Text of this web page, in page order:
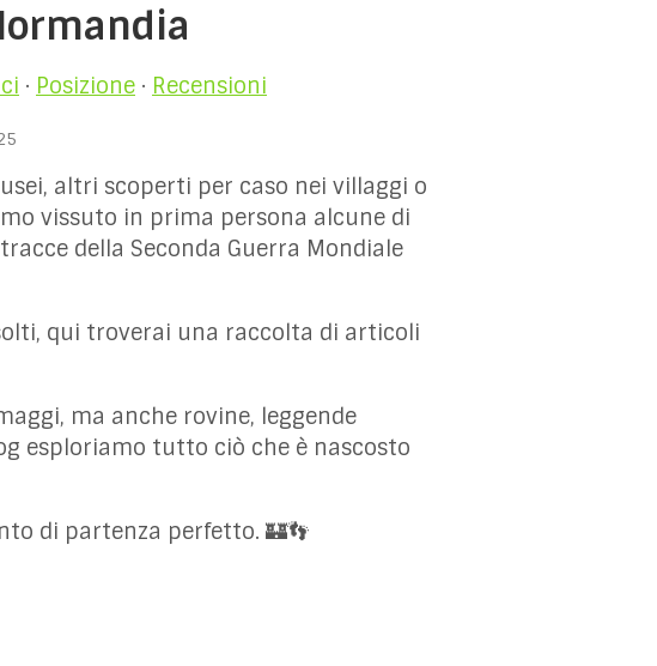
· Posizione · Recensioni
altri scoperti per caso nei villaggi o
vissuto in prima persona alcune di
della Seconda Guerra Mondiale
qui troverai una raccolta di articoli
ma anche rovine, leggende
esploriamo tutto ciò che è nascosto
di partenza perfetto. 🏰👣